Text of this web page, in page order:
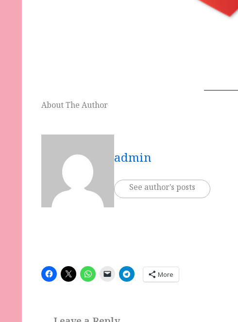
About The Author
admin
See author's posts
More